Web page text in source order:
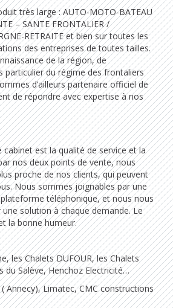
très large : AUTO-MOTO-BATEAU
– SANTE FRONTALIER /
RETRAITE et bien sur toutes les
des entreprises de toutes tailles.
de la région, de
particulier du régime des frontaliers
d’ailleurs partenaire officiel de
de répondre avec expertise à nos
est la qualité de service et la
nos deux points de vente, nous
proche de nos clients, qui peuvent
Nous sommes joignables par une
téléphonique, et nous nous
solution à chaque demande. Le
la bonne humeur.
les Chalets DUFOUR, les Chalets
du Salève, Henchoz Electricité…
Annecy), Limatec, CMC constructions